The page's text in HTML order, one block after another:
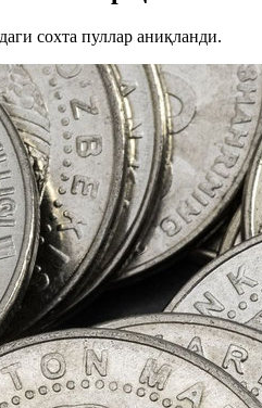
сохта пуллар аниқланди.